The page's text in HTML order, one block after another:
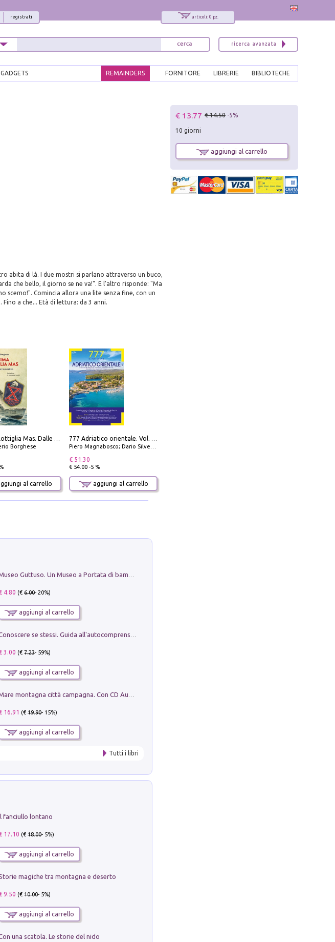
articoli: 0 pz.
registrati
GADGETS BIBLIOTECHE
LIBRERIE
FORNITORE
REMAINDERS
abita di là. I due mostri si parlano attraverso un buco,
che bello, il giorno se ne va!". E l'altro risponde: "Ma
scemo!". Comincia allora una lite senza fine, con un
Fino a che... Età di lettura: da 3 anni.
Borghese
al carrello
Piero Magnabosco; Dario Silvestro; Marco Sbrizzi
€ 51.30
€ 54.00 -5 %
aggiungi al carrello
4.80 (€6.00- 20%)
aggiungi al carrello
3.00 (€7.23- 59%)
aggiungi al carrello
16.91 (€19.90- 15%)
aggiungi al carrello
Tutti i libri
fanciullo lontano
17.10 (€18.00- 5%)
aggiungi al carrello
magiche tra montagna e deserto
9.50 (€10.00- 5%)
aggiungi al carrello
una scatola. Le storie del nido
€ 13.77 € 14.50 -5%
10 giorni
aggiungi al carrello
x
Interessato ai nostri libri?
Sarai informato delle nostre novità, potrai
comunque cancellarti quando desideri.
modulo di iscrizione